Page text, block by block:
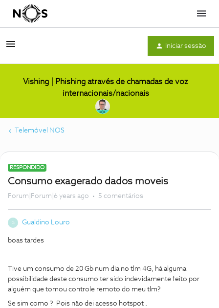
Menu
Iniciar sessão
Vishing | Phishing através de chamadas de voz
internacionais/nacionais
Telemóvel NOS
RESPONDIDO
Consumo exagerado dados moveis
Forum|Forum|6 years ago 5 comentários
G Gualdino Louro
boas tardes
Tive um consumo de 20 Gb num dia no tlm 4G, há alguma
possibilidade deste consumo ter sido indevidamente feito por
alguém que tomou controle remoto do meu tlm?
Se sim como ? Pois não dei acesso hotspot .